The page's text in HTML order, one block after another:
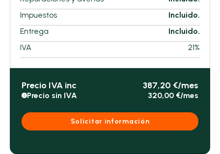
Impuestos
Incluido.
Entrega
Incluido.
IVA
21%
Precio IVA inc 387,20 €/mes
i Precio sin IVA 320,00 €/mes
Solicitar información